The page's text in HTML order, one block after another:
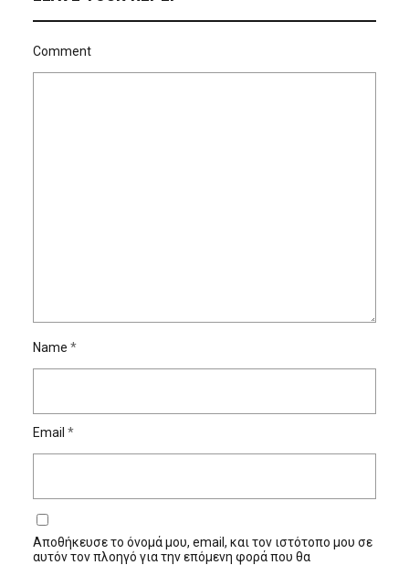
Comment
Name *
Email *
Αποθήκευσε το όνομά μου, email, και τον ιστότοπο μου σε
αυτόν τον πλοηγό για την επόμενη φορά που θα